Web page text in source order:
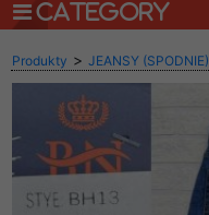
CATEGORY
Produkty > JEANSY (SPODNIE)